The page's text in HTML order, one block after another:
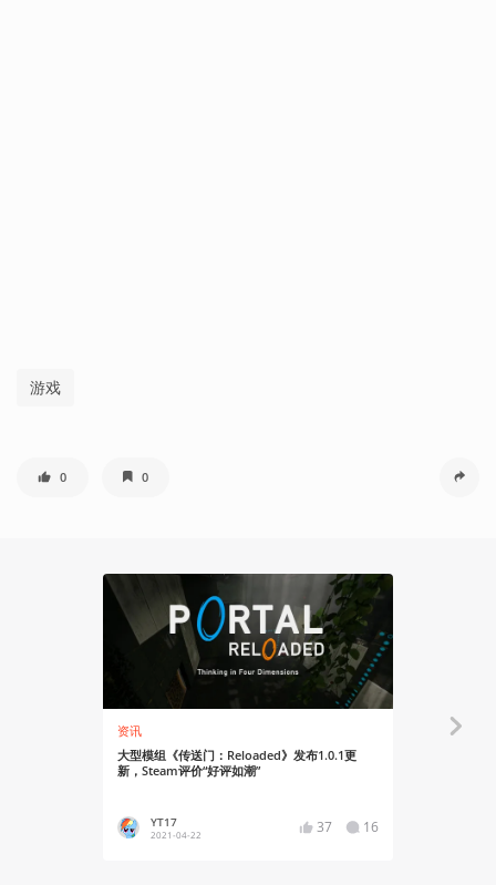
游戏
0 0
资讯
大型模组《传送门：Reloaded》发布1.0.1更
新，Steam评价“好评如潮”
YT17
2021-04-22 37 16